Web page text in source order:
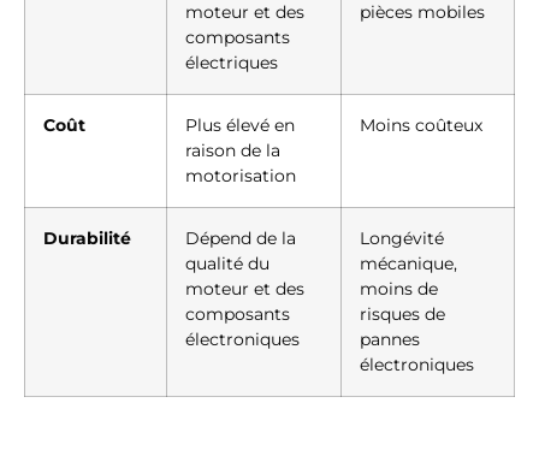
moteur et des
composants
électriques
pièces mobiles
Coût
Plus élevé en
raison de la
motorisation
Moins coûteux
Durabilité
Dépend de la
qualité du
moteur et des
composants
électroniques
Longévité
mécanique,
moins de
risques de
pannes
électroniques